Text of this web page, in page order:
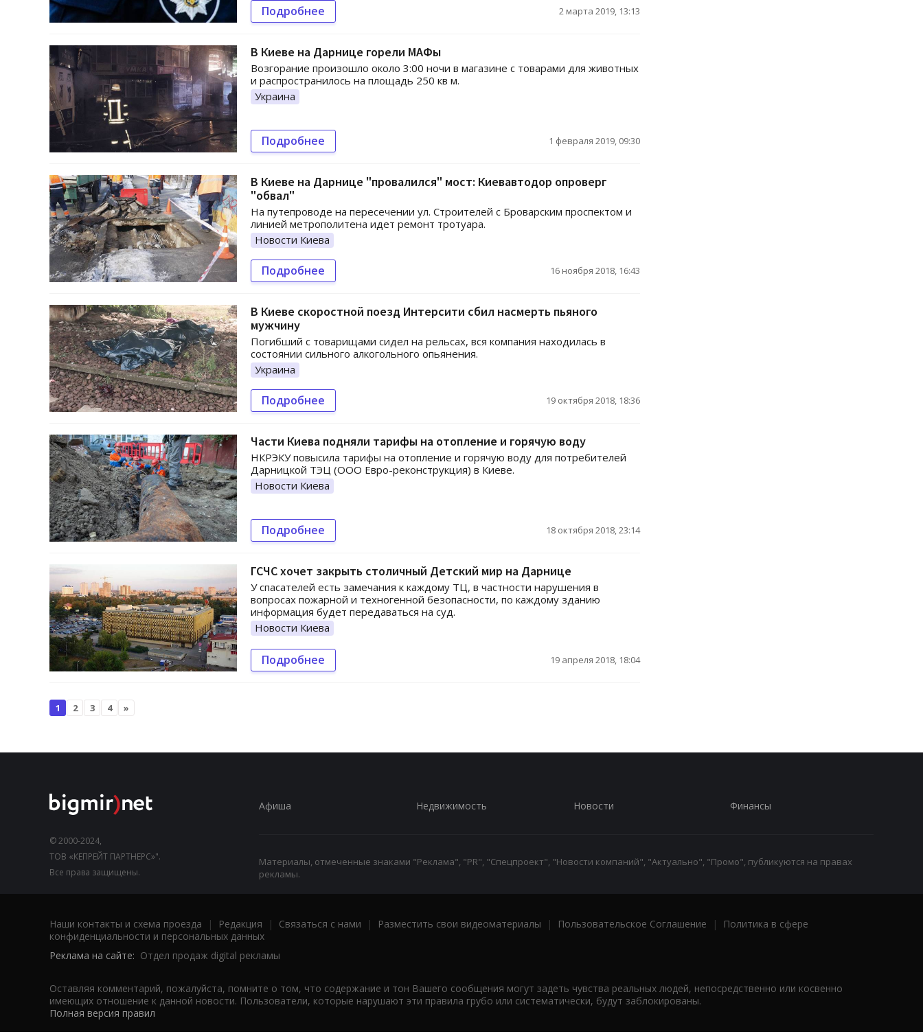
Подробнее 2 марта 2019, 13:13
В Киеве на Дарнице горели МАФы
Возгорание произошло около 3:00 ночи в магазине с товарами для животных
и распространилось на площадь 250 кв м.
Украина
Подробнее 1 февраля 2019, 09:30
В Киеве на Дарнице "провалился" мост: Киевавтодор опроверг
"обвал"
На путепроводе на пересечении ул. Строителей с Броварским проспектом и
линией метрополитена идет ремонт тротуара.
Новости Киева
Подробнее 16 ноября 2018, 16:43
В Киеве скоростной поезд Интерсити сбил насмерть пьяного
мужчину
Погибший с товарищами сидел на рельсах, вся компания находилась в
состоянии сильного алкогольного опьянения.
Украина
Подробнее 19 октября 2018, 18:36
Части Киева подняли тарифы на отопление и горячую воду
НКРЭКУ повысила тарифы на отопление и горячую воду для потребителей
Дарницкой ТЭЦ (ООО Евро-реконструкция) в Киеве.
Новости Киева
Подробнее 18 октября 2018, 23:14
ГСЧС хочет закрыть столичный Детский мир на Дарнице
У спасателей есть замечания к каждому ТЦ, в частности нарушения в
вопросах пожарной и техногенной безопасности, по каждому зданию
информация будет передаваться на суд.
Новости Киева
Подробнее 19 апреля 2018, 18:04
1 2 3 4 »
© 2000-2024,
ТОВ «КЕПРЕЙТ ПАРТНЕРС»".
Все права защищены.
Афиша Недвижимость Новости Финансы
Материалы, отмеченные знаками "Реклама", "PR", "Спецпроект", "Новости компаний", "Актуально", "Промо", публикуются на правах
рекламы.
Наши контакты и схема проезда | Редакция | Связаться с нами | Разместить свои видеоматериалы | Пользовательское Соглашение |
Политика в сфере
конфиденциальности и персональных данных
Реклама на сайте: Отдел продаж digital рекламы
Оставляя комментарий, пожалуйста, помните о том, что содержание и тон Вашего сообщения могут задеть чувства реальных людей, непосредственно или косвенно
имеющих отношение к данной новости. Пользователи, которые нарушают эти правила грубо или систематически, будут заблокированы.
Полная версия правил